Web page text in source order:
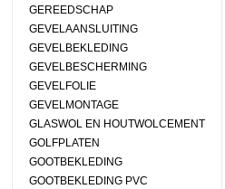
GEREEDSCHAP
GEVELAANSLUITING
GEVELBEKLEDING
GEVELBESCHERMING
GEVELFOLIE
GEVELMONTAGE
GLASWOL EN HOUTWOLCEMENT
GOLFPLATEN
GOOTBEKLEDING
GOOTBEKLEDING PVC